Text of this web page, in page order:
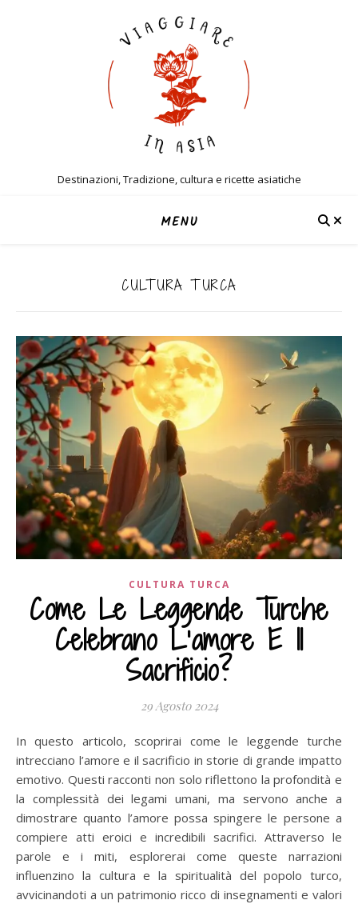
Destinazioni, Tradizione, cultura e ricette asiatiche
MENU
CULTURA TURCA
CULTURA TURCA
Come Le Leggende Turche
Celebrano L’amore E Il
Sacrificio?
29 Agosto 2024
In questo articolo, scoprirai come le leggende turche
intrecciano l’amore e il sacrificio in storie di grande impatto
emotivo. Questi racconti non solo riflettono la profondità e
la complessità dei legami umani, ma servono anche a
dimostrare quanto l’amore possa spingere le persone a
compiere atti eroici e incredibili sacrifici. Attraverso le
parole e i miti, esplorerai come queste narrazioni
influenzino la cultura e la spiritualità del popolo turco,
avvicinandoti a un patrimonio ricco di insegnamenti e valori